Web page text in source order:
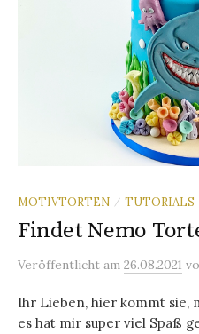
MOTIVTORTEN / TUTORIALS
Findet Nemo
Veröffentlicht am 26.08.2021
Ihr Lieben, hier kommt sie,
es hat mir super viel Spaß